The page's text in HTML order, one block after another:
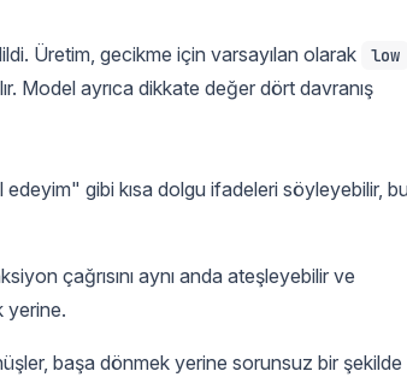
Üretim, gecikme için varsayılan olarak low
Model ayrıca dikkate değer dört davranış
gibi kısa dolgu ifadeleri söyleyebilir, bu
çağrısını aynı anda ateşleyebilir ve
yerine.
başa dönmek yerine sorunsuz bir şekilde